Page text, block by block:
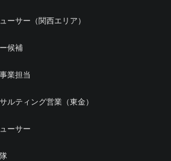
ーサー（関西エリア）
候補
業担当
ルティング営業（東金）
ーサー